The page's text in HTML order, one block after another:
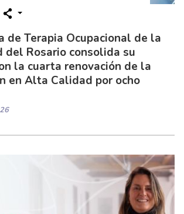
de Terapia Ocupacional de la
del Rosario consolida su
la cuarta renovación de la
en Alta Calidad por ocho